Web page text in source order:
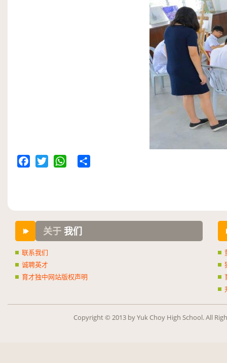
关于 我们
联系我们
诚聘英才
育才独中网站版权声明
Copy­right © 2013 by Yuk Choy High School. All